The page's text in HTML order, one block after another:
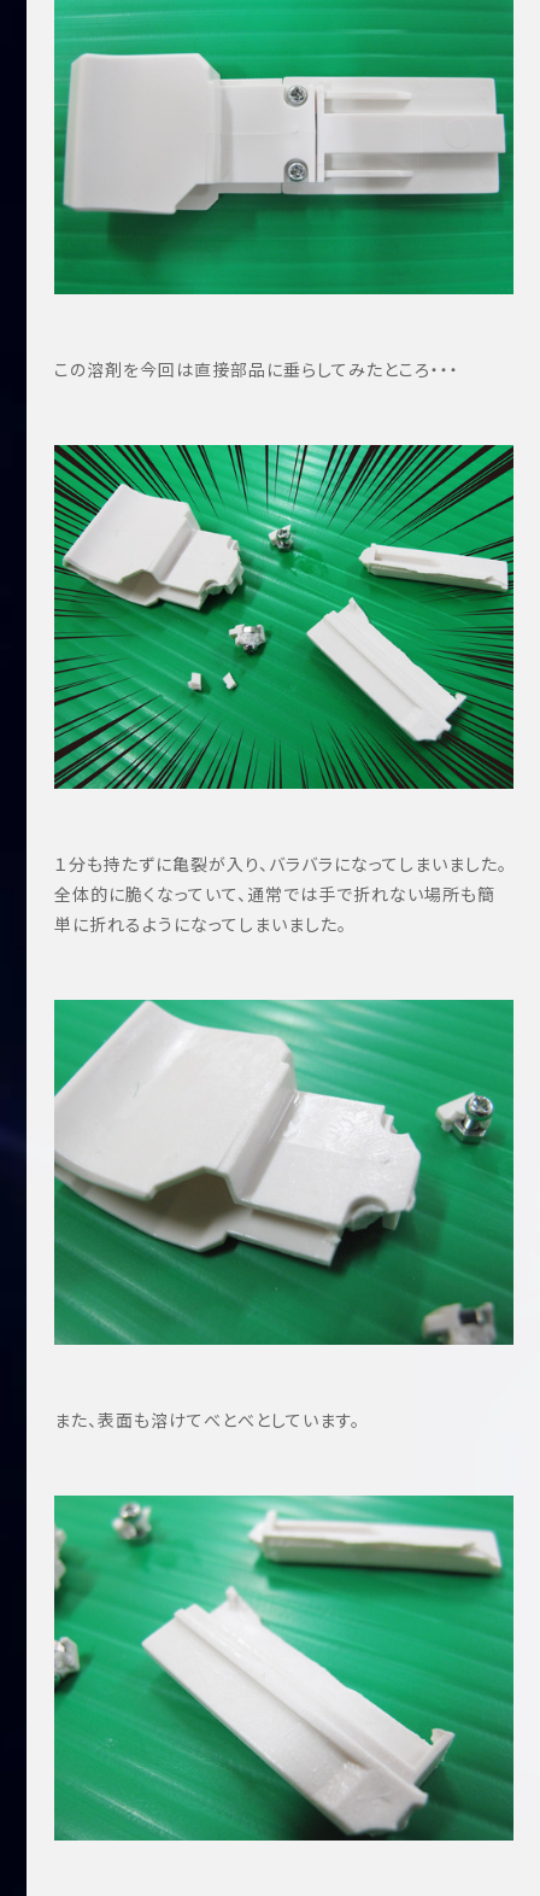
この溶剤を今回は直接部品に垂らしてみたところ・・・
１分も持たずに亀裂が入り、バラバラになってしまいました。
全体的に脆くなっていて、通常では手で折れない場所も簡
単に折れるようになってしまいました。
また、表面も溶けてべとべとしています。